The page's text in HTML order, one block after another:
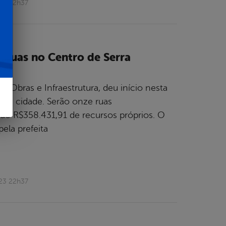
22h37
no Centro de Serra
Obras e Infraestrutura, deu início nesta
cidade. Serão onze ruas
R$358.431,91 de recursos próprios. O
prefeita
22h37